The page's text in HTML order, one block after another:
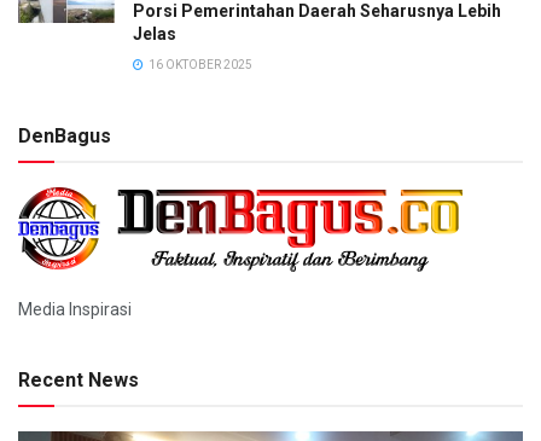
Porsi Pemerintahan Daerah Seharusnya Lebih
Jelas
16 OKTOBER 2025
DenBagus
Media Inspirasi
Recent News